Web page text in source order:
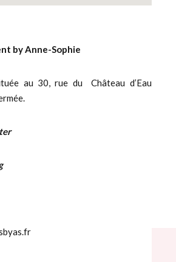
by Anne-Sophie
au 30, rue du Château d’Eau